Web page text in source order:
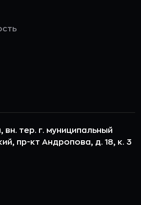
вн. тер. г. муниципальный
пр-кт Андропова, д. 18, к. 3